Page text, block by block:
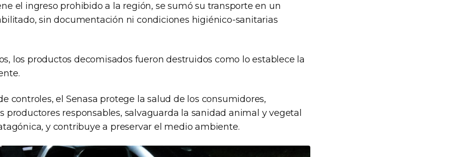
el ingreso prohibido a la región, se sumó su transporte en un
sin documentación ni condiciones higiénico-sanitarias
los productos decomisados fueron destruidos como lo establece la
controles, el Senasa protege la salud de los consumidores,
productores responsables, salvaguarda la sanidad animal y vegetal
y contribuye a preservar el medio ambiente.